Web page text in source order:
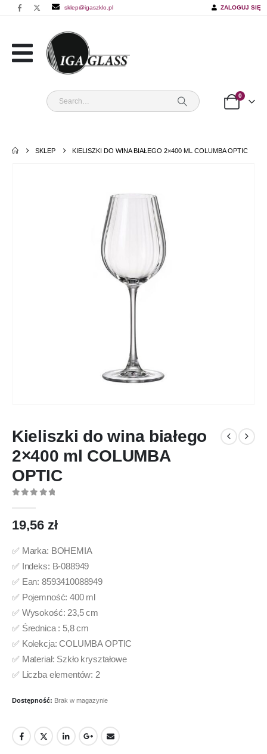
sklep@igaszklo.pl ZALOGUJ SIĘ
0
SKLEP KIELISZKI DO WINA BIAŁEGO 2×400 ML COLUMBA OPTIC
Kieliszki do wina białego
2×400 ml COLUMBA
OPTIC
19,56 zł
✅ Marka: BOHEMIA
✅ Indeks: B-088949
✅ Ean: 8593410088949
✅ Pojemność: 400 ml
✅ Wysokość: 23,5 cm
✅ Średnica : 5,8 cm
✅ Kolekcja: COLUMBA OPTIC
✅ Materiał: Szkło kryształowe
✅ Liczba elementów: 2
Dostępność: Brak w magazynie